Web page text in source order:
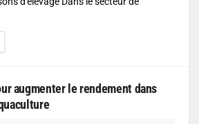
augmenter le rendement dans